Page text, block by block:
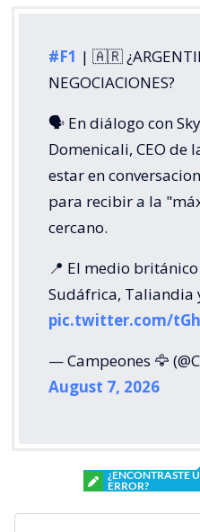
#F1 | 🇦🇷
NEGOCIACIONES?
🗣️ En diálogo con
Domenicali, CEO de
estar en
para recibir a la
cercano.
📍 El medio
Sudáfrica, Taliandia
pic.twitter.com/
— Campeones 🦅
August 7, 2026
¿ENCONTRASTE
ERROR?